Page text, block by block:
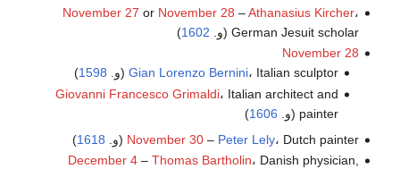
November 27 or November 28 –Athanasius Kircher،
German Jesuit scholar (و.
1602
)
November 28
Gian Lorenzo Bernini، Italian sculptor (و. 1598
)
Giovanni Francesco Grimaldi، Italian architect and
painter (و.
1606
)
November 30– Peter Lely، Dutch painter (و. 1618
)
December 4– Thomas Bartholin، Danish physician,